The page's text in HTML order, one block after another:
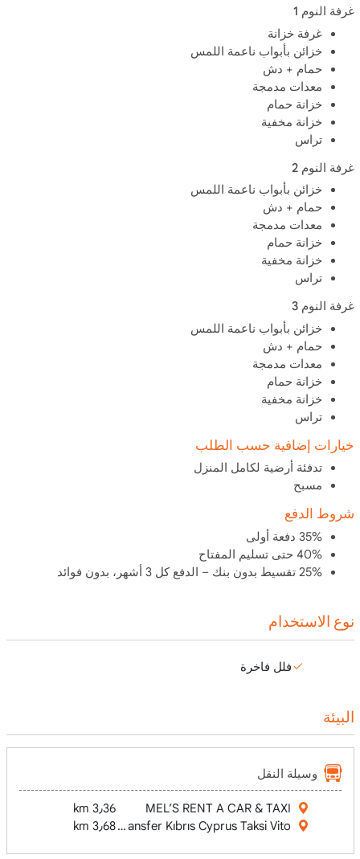
غرفة النوم 1
غرفة خزانة
خزائن بأبواب ناعمة اللمس
حمام + دش
معدات مدمجة
خزانة حمام
خزانة مخفية
تراس
غرفة النوم 2
خزائن بأبواب ناعمة اللمس
حمام + دش
معدات مدمجة
خزانة حمام
خزانة مخفية
تراس
غرفة النوم 3
خزائن بأبواب ناعمة اللمس
حمام + دش
معدات مدمجة
خزانة حمام
خزانة مخفية
تراس
خيارات إضافية حسب الطلب
تدفئة أرضية لكامل المنزل
مسبح
شروط الدفع
35% دفعة أولى
40% حتى تسليم المفتاح
25% تقسيط بدون بنك – الدفع كل 3 أشهر، بدون فوائد
نوع الاستخدام
فلل فاخرة
البيئة
وسيلة النقل
MEL’S RENT A CAR & TAXI
3٫36 km
Larnaka (Airport) Transfer Kıbrıs Cyprus Taksi Vito
3٫68 km